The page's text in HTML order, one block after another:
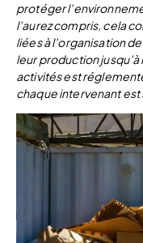
protéger
l’aurez compris, cela
liées à l’organisation
leur production
activités est
chaque intervenant est